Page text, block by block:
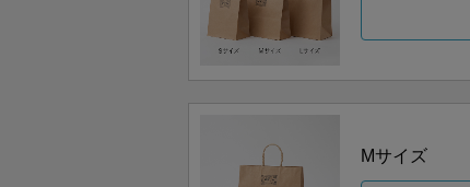
Mサイズ